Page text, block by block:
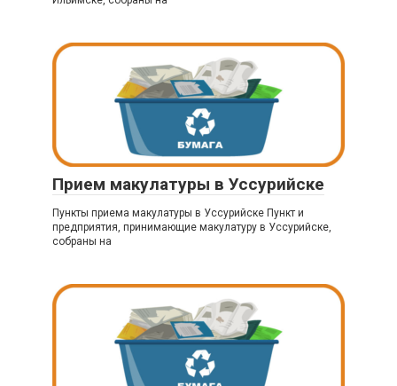
Прием макулатуры в Уссурийске
Пункты приема макулатуры в Уссурийске Пункт и
предприятия, принимающие макулатуру в Уссурийске,
собраны на